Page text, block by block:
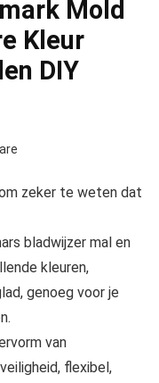
Mold
Kleur
DIY
zeker te weten dat
bladwijzer mal en
kleuren,
genoeg voor je
van
flexibel,